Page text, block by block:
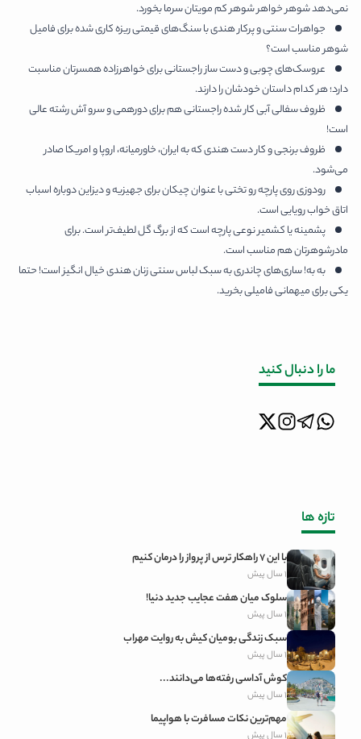
نمی‌دهد شوهر خواهر شوهر کم مویتان سرما بخورد.
جواهرات سنتی و پرکار هندی با سنگ‌های قیمتی ریزه کاری شده برای فامیل
شوهر مناسب است؟
عروسک‌های چوبی و دست ساز راجستانی برای خواهرزاده همسرتان مناسبت
دارد؛ هر کدام داستان خودشان را دارند.
ظروف سفالی آبی کار شده راجستانی هم برای دورهمی و سرو آش رشته عالی
است!
ظروف برنجی و کار دست هندی که به ایران، خاورمیانه، اروپا و امریکا صادر
می‌شود.
رودوزی روی پارچه رو تختی با عنوان چیکان برای جهیزیه و دیزاین دوباره اسباب
اتاق خواب رویایی است.
پشمینه یا کشمیر نوعی پارچه است که از برگ گل لطیف‌تر است. برای
مادرشوهرتان هم مناسب است.
به به! ساری‌های چاندری به سبک لباس سنتی زنان هندی خیال انگیز است! حتما
یکی برای میهمانی فامیلی بخرید.
ما را دنبال کنید
تازه ‌ها
با این 7 راهکار ترس از پرواز را درمان کنیم
1 سال پیش
سلوک میان هفت عجایب جدید دنیا!
1 سال پیش
سبک زندگی بومیان کیش به روایت مهراب
1 سال پیش
کوش آداسی رفته‌ها می‌دانند...
1 سال پیش
مهم‌ترین نکات مسافرت با هواپیما
1 سال پیش